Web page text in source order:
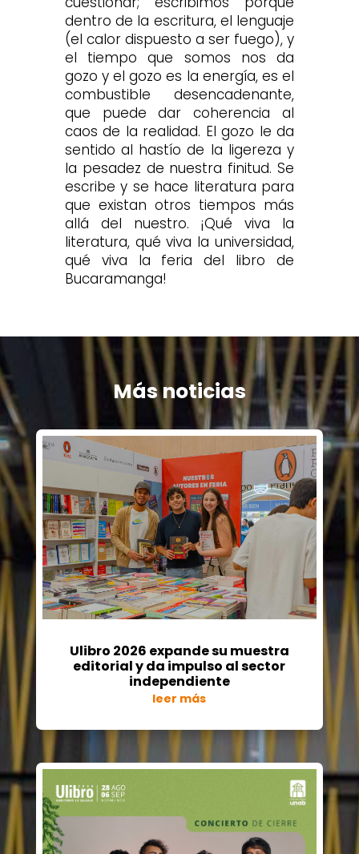
dentro de la escritura, el lenguaje
(el calor dispuesto a ser fuego), y
el tiempo que somos nos da
gozo y el gozo es la energía, es el
combustible desencadenante,
que puede dar coherencia al
caos de la realidad. El gozo le da
sentido al hastío de la ligereza y
la pesadez de nuestra finitud. Se
escribe y se hace literatura para
que existan otros tiempos más
allá del nuestro. ¡Qué viva la
literatura, qué viva la universidad,
qué viva la feria del libro de
Bucaramanga!
Más noticias
Ulibro 2026 expande su muestra
editorial y da impulso al sector
independiente
leer más